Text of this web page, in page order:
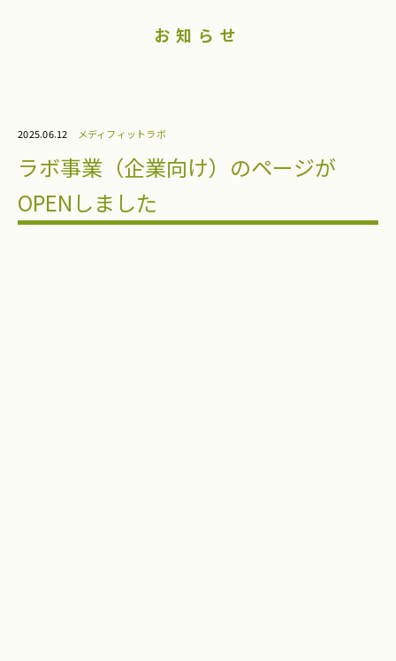
お知らせ
2025.06.12 メディフィットラボ
ラボ事業（企業向け）のページが
OPENしました